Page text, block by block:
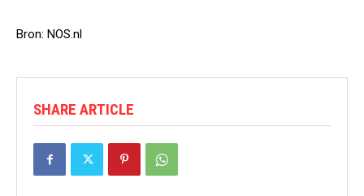
Bron: NOS.nl
SHARE ARTICLE